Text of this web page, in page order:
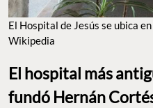
El Hospital de Jesús se ubica
Wikipedia
El hospital más
fundó Hernán